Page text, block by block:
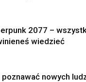
2077 –
wiedzieć
poznawać nowych